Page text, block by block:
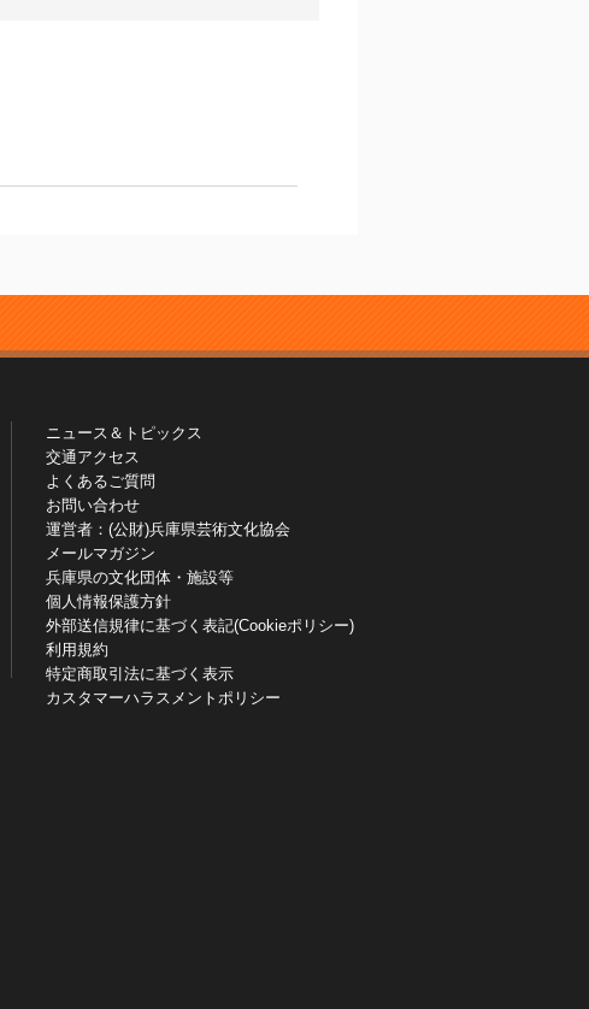
ニュース＆トピックス
交通アクセス
よくあるご質問
お問い合わせ
運営者：(公財)兵庫県芸術文化協会
メールマガジン
兵庫県の文化団体・施設等
個人情報保護方針
外部送信規律に基づく表記(Cookieポリシー)
利用規約
特定商取引法に基づく表示
カスタマーハラスメントポリシー